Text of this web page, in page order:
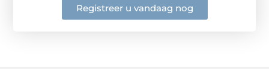
Registreer u vandaag nog